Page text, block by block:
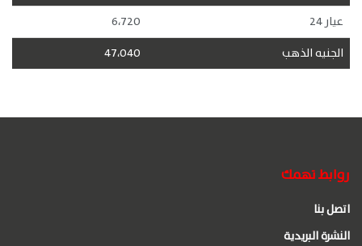
عيار 24
6،720
الجنيه الذهب
47،040
روابط تهمك
اتصل بنا
النشرة البريدية